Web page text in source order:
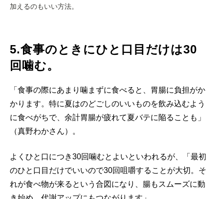
加えるのもいい方法。
5.食事のときにひと口目だけは30
回噛む。
「食事の際にあまり噛まずに食べると、胃腸に負担がか
かります。特に夏はのどごしのいいものを飲み込むよう
に食べがちで、余計胃腸が疲れて夏バテに陥ることも」
（真野わかさん）。
よくひと口につき30回噛むとよいといわれるが、「最初
のひと口目だけでいいので30回咀嚼することが大切。そ
れが食べ物が来るという合図になり、腸もスムーズに動